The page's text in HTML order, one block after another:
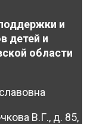
и
детей и
области
В.Г., д. 85,